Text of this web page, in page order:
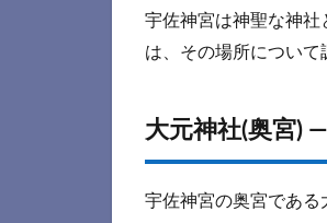
宇佐神宮は神聖な神
は、その場所について
大元神社(奥宮)
宇佐神宮の奥宮である